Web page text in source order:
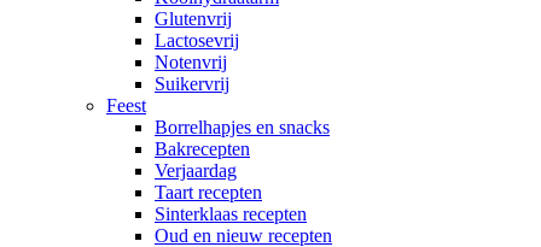
Glutenvrij
Lactosevrij
Notenvrij
Suikervrij
Feest
Borrelhapjes en snacks
Bakrecepten
Verjaardag
Taart recepten
Sinterklaas recepten
Oud en nieuw recepten